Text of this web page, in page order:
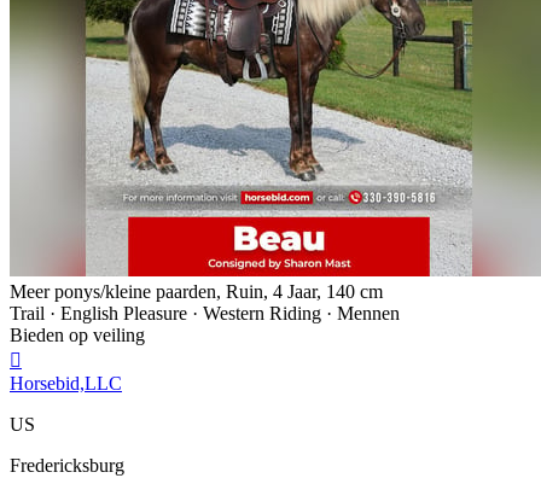
Meer ponys/kleine paarden, Ruin, 4 Jaar, 140 cm
Trail · English Pleasure · Western Riding · Mennen
Bieden op veiling

Horsebid,LLC
US
Fredericksburg